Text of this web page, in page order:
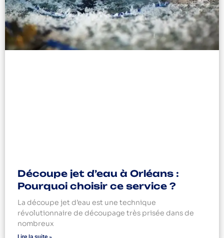
Découpe jet d’eau à Orléans :
Pourquoi choisir ce service ?
La découpe jet d’eau est une technique
révolutionnaire de découpage très prisée dans de
nombreux